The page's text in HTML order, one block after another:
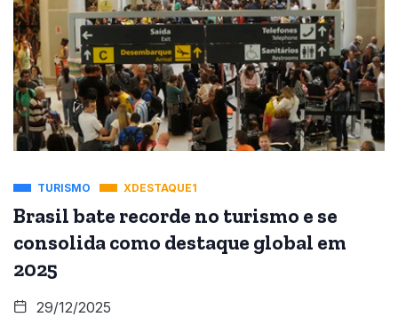
TURISMO XDESTAQUE1
Brasil bate recorde no turismo e se
consolida como destaque global em
2025
29/12/2025